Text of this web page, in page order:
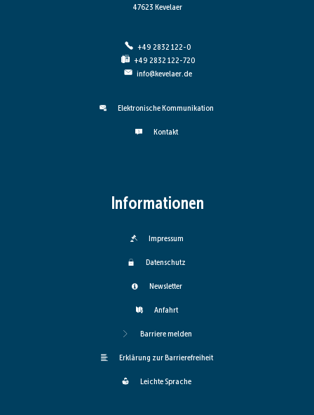
47623 Kevelaer
+49 2832 122-0
+49 2832 122-720
info@kevelaer.de
Elektronische Kommunikation
Kontakt
Informationen
Impressum
Datenschutz
Newsletter
Anfahrt
Barriere melden
Erklärung zur Barrierefreiheit
Leichte Sprache